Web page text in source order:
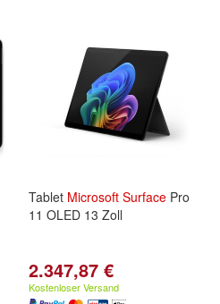
Tablet Microsoft Surface Pro
11 OLED 13 Zoll
2.347,87 €
Kostenloser Versand